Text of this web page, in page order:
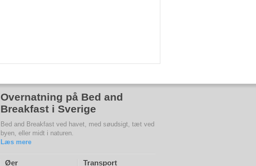
Overnatning på Bed and
Breakfast i Sverige
Bed and Breakfast ved havet, med søudsigt, tæt ved
byen, eller midt i naturen.
Læs mere
Øer Transport